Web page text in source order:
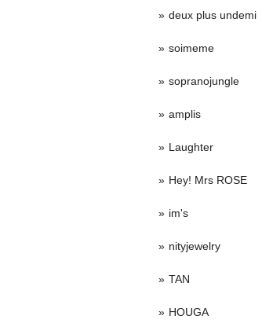
deux plus undemi
soimeme
sopranojungle
amplis
Laughter
Hey! Mrs ROSE
im's
nityjewelry
TAN
HOUGA